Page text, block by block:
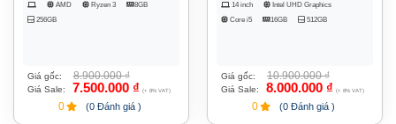
AMD Ryzen 3
8GB
256GB
Giá gốc: 8.900.000₫
Giá Sale: 7.500.000 ₫ (+ 8% VAT)
0 (0 Đánh giá )
14 inch
Intel UHD Graphics
Core i5
16GB 512GB
Giá gốc: 10.900.000₫
Giá Sale: 8.000.000 ₫ (+ 8% VAT)
0 (0 Đánh giá )